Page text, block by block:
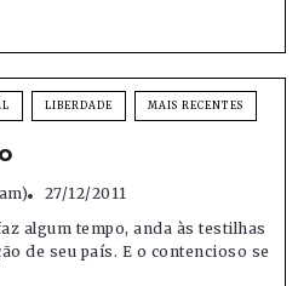
LIBERDADE MAIS RECENTES
27/12/2011
algum tempo, anda às testilhas
de seu país. E o contencioso se